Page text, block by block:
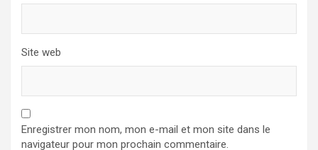
Site web
Enregistrer mon nom, mon e-mail et mon site dans le
navigateur pour mon prochain commentaire.